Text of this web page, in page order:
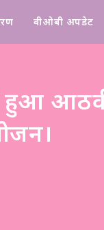
वीओबी अपडेट
में हुआ